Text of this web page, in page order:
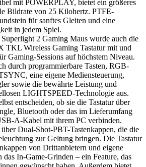
mit POWERPLAY, bietet ein größeres
Bildrate von 25 Kilohertz. PTFE-
für sanftes Gleiten und eine
in jedem Spiel.
2 Gaming Maus wurde auch die
TKL Wireless Gaming Tastatur mit und
Gaming-Sessions auf höchstem Niveau.
durch programmierbare Tasten, RGB-
eine eigene Mediensteuerung,
sowie die bewährte Leistung und
LIGHTSPEED-Technologie aus.
entscheiden, ob sie die Tastatur über
Bluetooth oder das im Lieferumfang
A-Kabel mit ihrem PC verbinden.
Dual-Shot-PBT-Tastenkappen, die die
zur Geltung bringen. Die Tastatur
von Drittanbietern und eigene
das In-Game-Grinden – ein Feature, das